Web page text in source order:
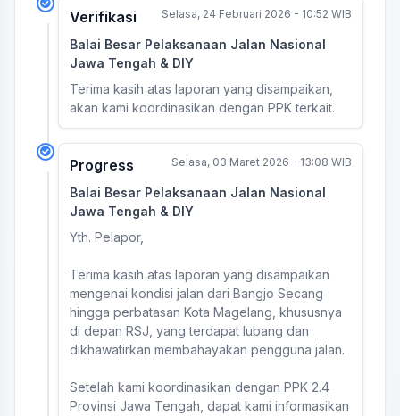
Verifikasi Selasa, 24 Februari 2026 - 10:52 WIB
Balai Besar Pelaksanaan Jalan Nasional
Jawa Tengah & DIY
Terima kasih atas laporan yang disampaikan,
akan kami koordinasikan dengan PPK terkait.
Progress Selasa, 03 Maret 2026 - 13:08 WIB
Balai Besar Pelaksanaan Jalan Nasional
Jawa Tengah & DIY
Yth. Pelapor,
Terima kasih atas laporan yang disampaikan
mengenai kondisi jalan dari Bangjo Secang
hingga perbatasan Kota Magelang, khususnya
di depan RSJ, yang terdapat lubang dan
dikhawatirkan membahayakan pengguna jalan.
Setelah kami koordinasikan dengan PPK 2.4
Provinsi Jawa Tengah, dapat kami informasikan